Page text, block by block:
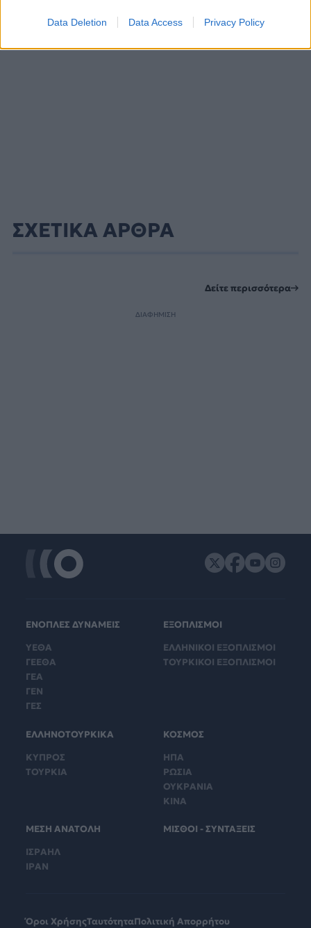
Data Deletion Data Access Privacy Policy
ΣΧΕΤΙΚΑ ΑΡΘΡΑ
Δείτε περισσότερα
ΔΙΑΦΗΜΙΣΗ
ΕΝΟΠΛΕΣ ΔΥΝΑΜΕΙΣ
ΥΕΘΑ
ΓΕΕΘΑ
ΓΕΑ
ΓΕΝ
ΓΕΣ
ΕΞΟΠΛΙΣΜΟΙ
ΕΛΛΗΝΙΚΟΙ ΕΞΟΠΛΙΣΜΟΙ
ΤΟΥΡΚΙΚΟΙ ΕΞΟΠΛΙΣΜΟΙ
ΕΛΛΗΝΟΤΟΥΡΚΙΚΑ
ΚΥΠΡΟΣ
ΤΟΥΡΚΙΑ
ΚΟΣΜΟΣ
ΗΠΑ
ΡΩΣΙΑ
ΟΥΚΡΑΝΙΑ
ΚΙΝΑ
ΜΕΣΗ ΑΝΑΤΟΛΗ
ΙΣΡΑΗΛ
ΙΡΑΝ
ΜΙΣΘΟΙ - ΣΥΝΤΑΞΕΙΣ
Όροι ΧρήσηςΤαυτότηταΠολιτική Απορρήτου